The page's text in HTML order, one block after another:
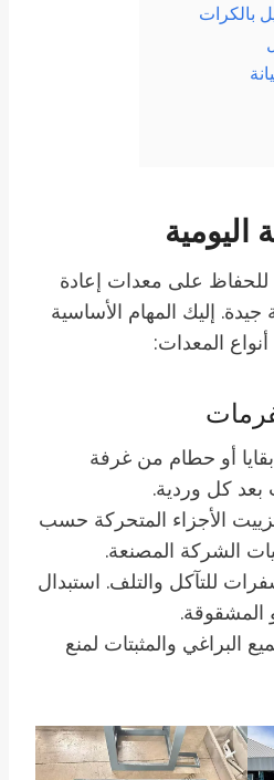
اليومية
للحفاظ على معدات إعادة
جيدة. إليك المهام الأساسية
المعدات:
أو حطام من غرفة
بعد كل وردية.
الأجزاء المتحركة حسب
الشركة المصنعة.
للتآكل والتلف. استبدال
المشقوقة.
والمثبتات لمنع